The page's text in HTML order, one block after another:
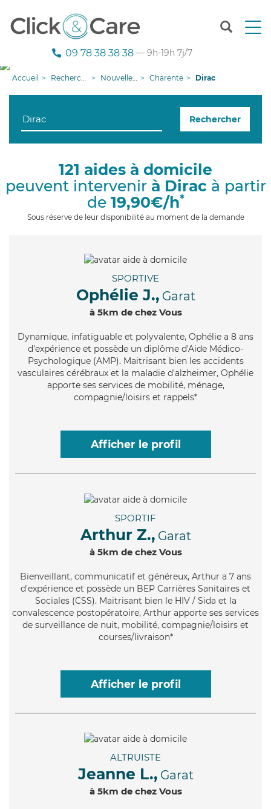
T
n
g
i
09 78 38 38 38 — 9h-19h 7j/7
Accueil Recherche aide à domicile Nouvelle-Aquitaine Charente Dirac
Rechercher
121 aides à domicile
peuvent intervenir à Diracà partir
de 19,90€/h*
Sous réserve de leur disponibilité au moment de la demande
SPORTIVE
Ophélie J., Garat
à 5km de chez Vous
Dynamique, infatiguable et polyvalente, Ophélie a 8 ans
d'expérience et possède un diplôme d'Aide Médico-
Psychologique (AMP). Maitrisant bien les accidents
vasculaires cérébraux et la maladie d'alzheimer, Ophélie
apporte ses services de mobilité, ménage,
compagnie/loisirs et rappels*
Afficher le profil
SPORTIF
Arthur Z., Garat
à 5km de chez Vous
Bienveillant, communicatif et généreux, Arthur a 7 ans
d'expérience et possède un BEP Carrières Sanitaires et
Sociales (CSS). Maitrisant bien le HIV / Sida et la
convalescence postopératoire, Arthur apporte ses services
de surveillance de nuit, mobilité, compagnie/loisirs et
courses/livraison*
Afficher le profil
ALTRUISTE
Jeanne L., Garat
à 5km de chez Vous